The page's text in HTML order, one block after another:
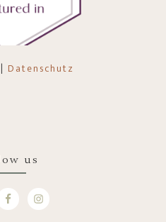
| Datenschutz
us